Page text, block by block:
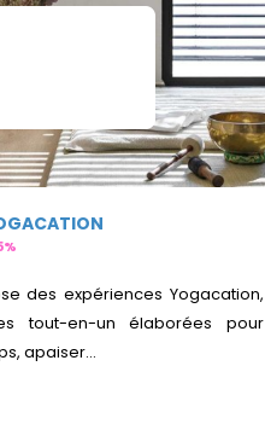
des expériences Yogacation,
tout-en-un élaborées pour
apaiser...